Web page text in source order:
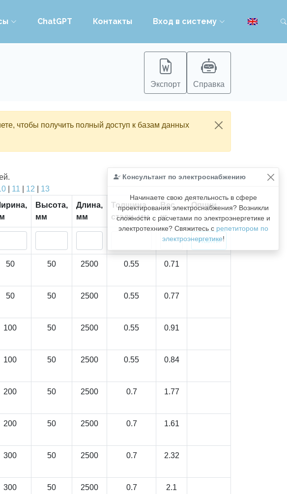
ChatGPT Контакты Вход в систему
Экспорт Справка
чтобы получить полный доступ к базам данных
Консультант по электроснабжению
Начинаете свою деятельность в сфере
проектирования электроснабжения? Возникли
сложности с расчетами по электроэнергетике и
электротехнике? Свяжитесь с репетитором по
электроэнергетике!
| 11 12
13
Высота,
мм
Длина,
мм
Толщина
стали, мм
Вес,
кг
Опции
50 50 2500 0.55 0.71
50 50 2500 0.55 0.77
100 50 2500 0.55 0.91
100 50 2500 0.55 0.84
200 50 2500 0.7 1.77
200 50 2500 0.7 1.61
300 50 2500 0.7 2.32
300 50 2500 0.7 2.1